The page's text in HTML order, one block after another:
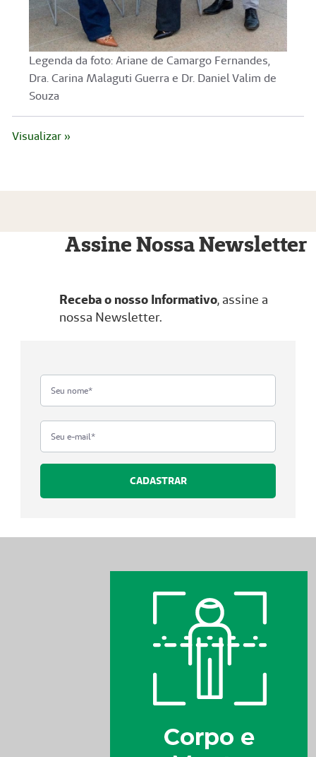
Legenda da foto: Ariane de Camargo Fernandes,
Dra. Carina Malaguti Guerra e Dr. Daniel Valim de
Souza
Visualizar »
Assine Nossa Newsletter
Receba o nosso Informativo, assine a
nossa Newsletter.
CADASTRAR